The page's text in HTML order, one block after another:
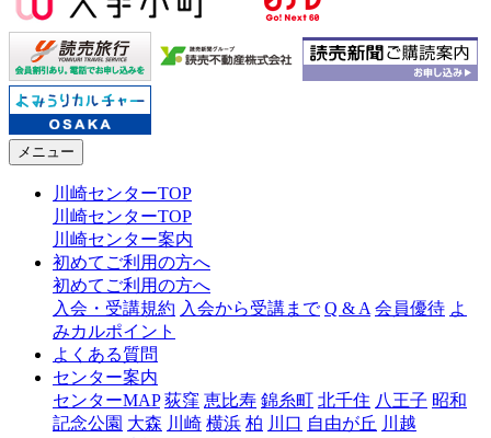
メニュー
川崎センターTOP
川崎センターTOP
川崎センター案内
初めてご利用の方へ
初めてご利用の方へ
入会・受講規約 入会から受講まで Q & A 会員優待 よ
みカルポイント
よくある質問
センター案内
センターMAP 荻窪 恵比寿 錦糸町 北千住 八王子 昭和
記念公園 大森 川崎 横浜 柏 川口 自由が丘 川越